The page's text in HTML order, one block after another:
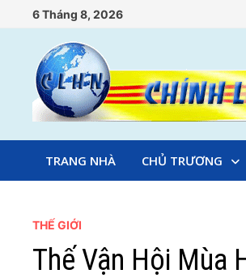
to
content
6 Tháng 8, 2026
TRANG NHÀ CHỦ TRƯƠNG
THẾ GIỚI
Thế Vận Hội Mùa